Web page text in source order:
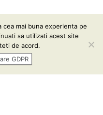
website vă este pus
BY-SA 3.0
cea mai buna experienta pe
sa utilizati acest site
de acord.
GDPR